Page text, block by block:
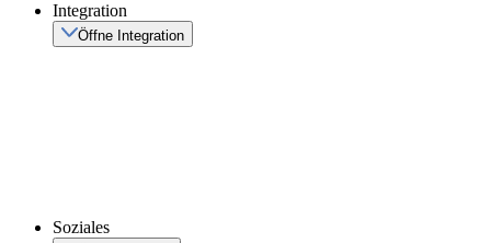
Integration
Öffne Integration
Soziales